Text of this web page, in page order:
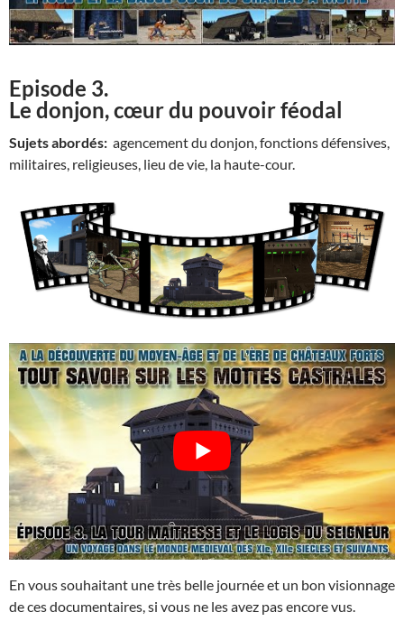
Episode 3.
Le donjon, cœur du pouvoir féodal
Sujets abordés: agencement du donjon, fonctions défensives,
militaires, religieuses, lieu de vie, la haute-cour.
En vous souhaitant une très belle journée et un bon visionnage
de ces documentaires, si vous ne les avez pas encore vus.